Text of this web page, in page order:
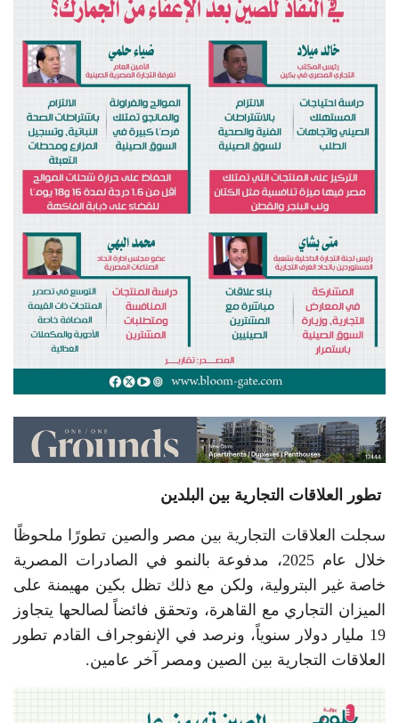
تطور العلاقات التجارية بين البلدين
سجلت العلاقات التجارية بين مصر والصين تطورًا ملحوظًا
خلال عام 2025، مدفوعة بالنمو في الصادرات المصرية
خاصة غير البترولية، ولكن مع ذلك تظل بكين مهيمنة على
الميزان التجاري مع القاهرة، وتحقق فائضاً لصالحها يتجاوز
19 مليار دولار سنوياً، ونرصد في الإنفوجراف القادم تطور
العلاقات التجارية بين الصين ومصر آخر عامين.